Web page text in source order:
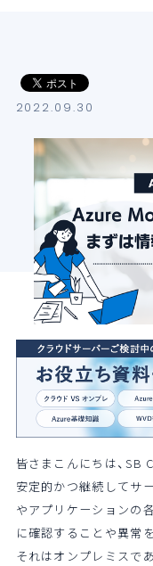
2022.09.30
皆さまこんにちは、SB
安定的かつ継続してサ
やアプリケーションの
に確認することや異常
それはオンプレミスで